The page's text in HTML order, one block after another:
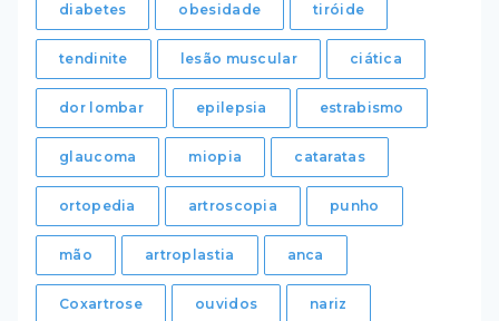
diabetes obesidade tiróide
tendinite lesão muscular ciática
dor lombar epilepsia estrabismo
glaucoma miopia cataratas
ortopedia artroscopia punho
mão artroplastia anca
Coxartrose ouvidos nariz